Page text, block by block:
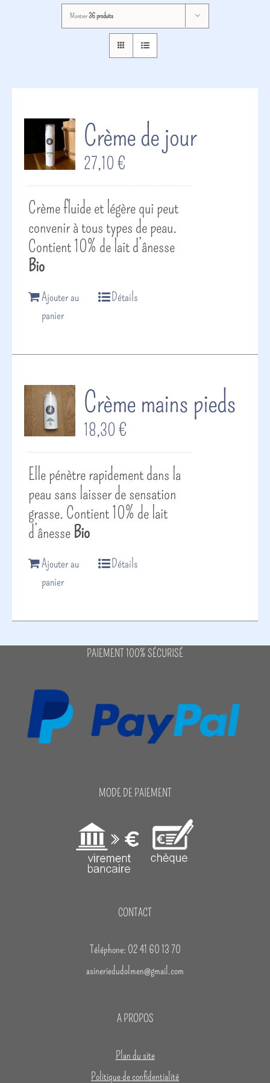
Montrer36 produits
Crème de jour
27,10€
Crème fluide et légère qui peut
convenir à tous types de peau.
Contient 10% de lait d’ânesse
Bio
Ajouter au
panier
Détails
Crème mains pieds
18,30€
Elle pénètre rapidement dans la
peau sans laisser de sensation
grasse. Contient 10% de lait
d’ânesse Bio
Ajouter au
panier
Détails
PAIEMENT 100% SÉCURISÉ
MODE DE PAIEMENT
CONTACT
Téléphone: 02 41 60 13 70
asineriedudolmen@gmail.com
A PROPOS
Plan du site
Politique de confidentialité